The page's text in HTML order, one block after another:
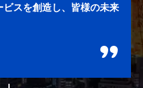
スを創造し、皆様の未来